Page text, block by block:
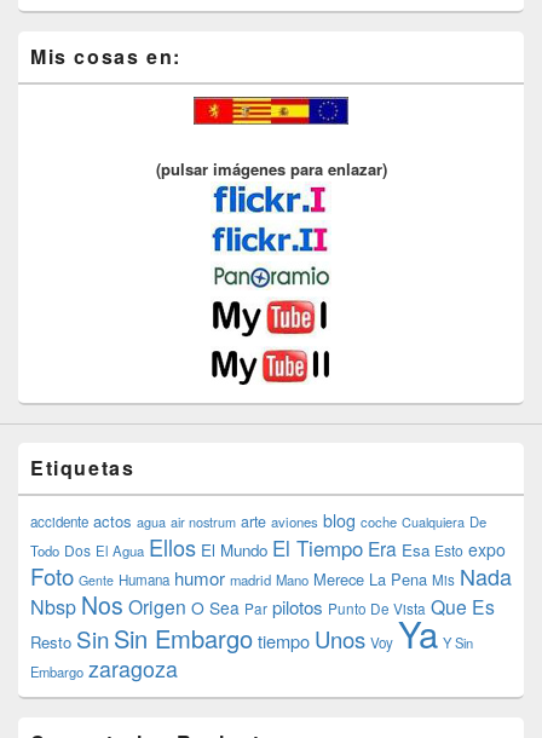
Mis cosas en:
(pulsar imágenes para enlazar)
Etiquetas
accidente actos agua air nostrum arte aviones blog coche Cualquiera De
Todo Dos El Agua Ellos El Mundo El Tiempo Era Esa Esto expo
Foto Gente Humana humor madrid Mano Merece La Pena Mis Nada
Nbsp Nos Origen O Sea Par pilotos Punto De Vista Que Es
Resto SinSin Embargotiempo Unos Voy Ya Y Sin
Embargo zaragoza